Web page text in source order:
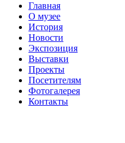
Главная
О музее
История
Новости
Экспозиция
Выставки
Проекты
Посетителям
Фотогалерея
Контакты